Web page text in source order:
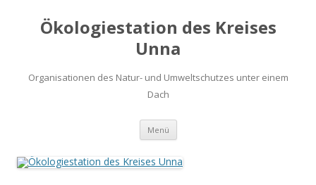
Ökologiestation des Kreises
Unna
Organisationen des Natur- und Umweltschutzes unter einem
Dach
Menü Zum
springen